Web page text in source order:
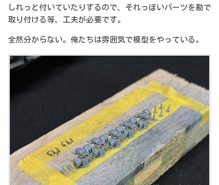
しれっと付いていたりするので、それっぽいパーツを勘で
取り付ける等、工夫が必要です。
全然分からない。俺たちは雰囲気で模型をやっている。